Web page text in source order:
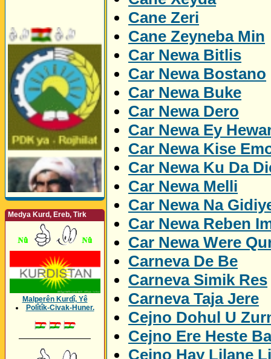
Medya Kurd, Ereb, Tirk
Malperên Kurdî, Yê
Polîtîk-Civak-Huner.
Cane Zeri
Cane Zeyneba Min
Car Newa Bitlis
Car Newa Bostano
Car Newa Buke
Car Newa Dero
Car Newa Ey
Car Newa Kise
Car Newa Ku Da
Car Newa Melli
Car Newa Na
Car Newa Reben
Car Newa Were
Carneva De Be
Carneva Simik Res
Carneva Taja Jere
Cejno Dohul U
Cejno Ere Heste
Cejno Hay Lilane